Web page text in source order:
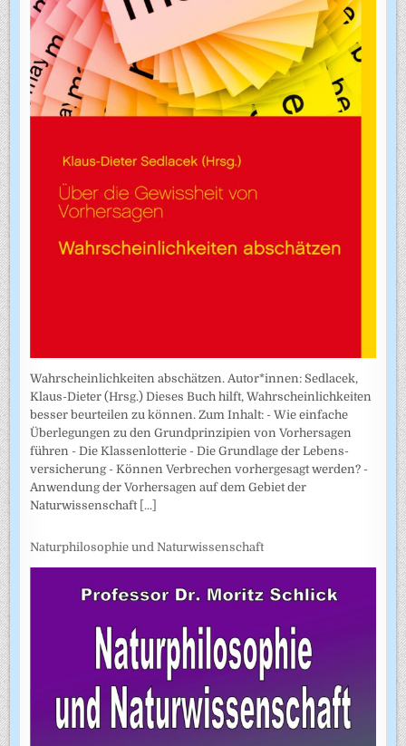
Wahrscheinlichkeiten abschätzen. Autor*innen: Sedlacek,
Klaus-Dieter (Hrsg.) Dieses Buch hilft, Wahrscheinlichkeiten
besser beurteilen zu können. Zum Inhalt: - Wie einfache
Überlegungen zu den Grundprinzipien von Vorhersagen
führen - Die Klassenlotterie - Die Grundlage der Lebens­
versicherung - Können Verbrechen vorhergesagt werden? -
Anwendung der Vorhersagen auf dem Gebiet der
Naturwissenschaft [...]
Naturphilosophie und Naturwissenschaft